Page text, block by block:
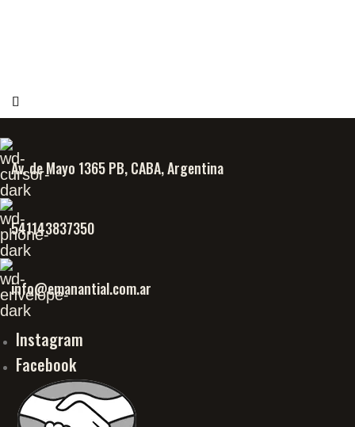
Av. de Mayo 1365 PB, CABA, Argentina
541143837350
info@emanantial.com.ar
Instagram
Facebook